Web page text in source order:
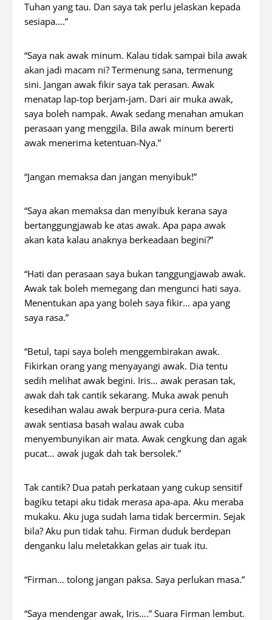
Tuhan yang tau. Dan saya tak perlu jelaskan kepada
sesiapa….”
“Saya nak awak minum. Kalau tidak sampai bila awak
akan jadi macam ni? Termenung sana, termenung
sini. Jangan awak fikir saya tak perasan. Awak
menatap lap-top berjam-jam. Dari air muka awak,
saya boleh nampak. Awak sedang menahan amukan
perasaan yang menggila. Bila awak minum bererti
awak menerima ketentuan-Nya.”
“Jangan memaksa dan jangan menyibuk!”
“Saya akan memaksa dan menyibuk kerana saya
bertanggungjawab ke atas awak. Apa papa awak
akan kata kalau anaknya berkeadaan begini?”
“Hati dan perasaan saya bukan tanggungjawab awak.
Awak tak boleh memegang dan mengunci hati saya.
Menentukan apa yang boleh saya fikir… apa yang
saya rasa.”
“Betul, tapi saya boleh menggembirakan awak.
Fikirkan orang yang menyayangi awak. Dia tentu
sedih melihat awak begini. Iris… awak perasan tak,
awak dah tak cantik sekarang. Muka awak penuh
kesedihan walau awak berpura-pura ceria. Mata
awak sentiasa basah walau awak cuba
menyembunyikan air mata. Awak cengkung dan agak
pucat… awak jugak dah tak bersolek.”
Tak cantik? Dua patah perkataan yang cukup sensitif
bagiku tetapi aku tidak merasa apa-apa. Aku meraba
mukaku. Aku juga sudah lama tidak bercermin. Sejak
bila? Aku pun tidak tahu. Firman duduk berdepan
denganku lalu meletakkan gelas air tuak itu.
“Firman… tolong jangan paksa. Saya perlukan masa.”
“Saya mendengar awak, Iris….” Suara Firman lembut.